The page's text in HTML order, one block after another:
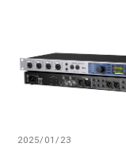
2025/01/23